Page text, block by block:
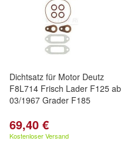
Dichtsatz für Motor Deutz
F8L714 Frisch Lader F125 ab
03/1967 Grader F185
69,40 €
Kostenloser Versand